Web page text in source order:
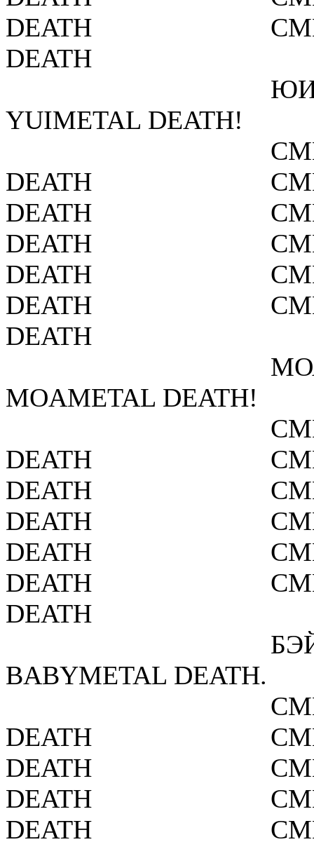
DEATH
DEATH
YUIMETAL DEATH!
DEATH
DEATH
DEATH
DEATH
DEATH
DEATH
MOAMETAL DEATH!
DEATH
DEATH
DEATH
DEATH
DEATH
DEATH
BABYMETAL DEATH.
DEATH
DEATH
DEATH
DEATH